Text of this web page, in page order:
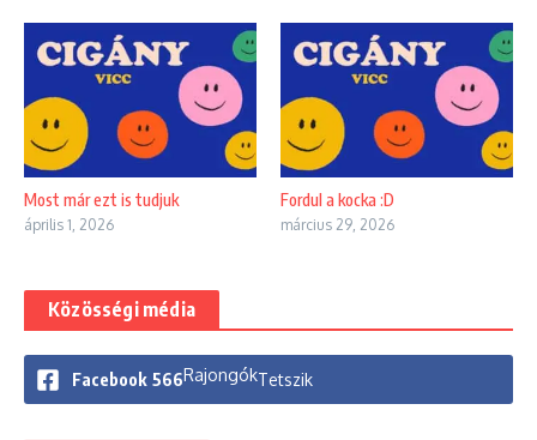
Most már ezt is tudjuk
április 1, 2026
Fordul a kocka :D
március 29, 2026
Közösségi média
Facebook 566RajongókTetszik